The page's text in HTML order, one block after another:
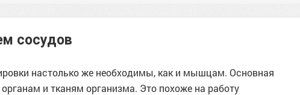
сосудов
настолько же необходимы, как и мышцам. Основная
и тканям организма. Это похоже на работу